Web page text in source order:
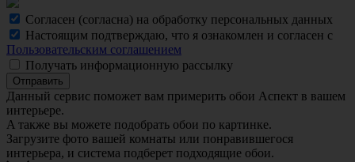
Согласен (согласна) на обработку персональных данных
Настоящим подтверждаю, что я ознакомлен и согласен с
Пользовательским соглашением
Получать информационную рассылку
Отправить
Данный сервис поможет вам примерить обои Аспект в вашем
интерьере.
A также вы можете подобрать обои по картинке.
Загрузите фото вашей комнаты или понравившегося
интерьера, и система подберет подходящие обои.